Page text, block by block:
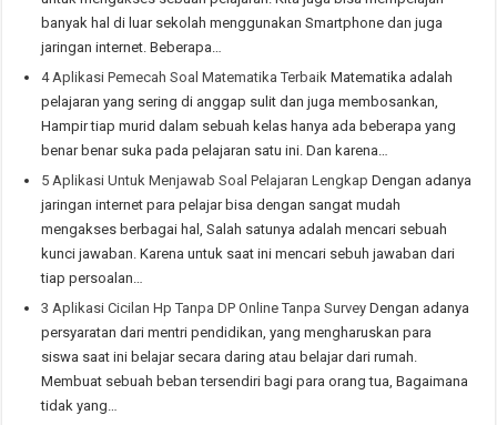
banyak hal di luar sekolah menggunakan Smartphone dan juga
jaringan internet. Beberapa…
4 Aplikasi Pemecah Soal Matematika Terbaik Matematika adalah
pelajaran yang sering di anggap sulit dan juga membosankan,
Hampir tiap murid dalam sebuah kelas hanya ada beberapa yang
benar benar suka pada pelajaran satu ini. Dan karena…
5 Aplikasi Untuk Menjawab Soal Pelajaran Lengkap Dengan adanya
jaringan internet para pelajar bisa dengan sangat mudah
mengakses berbagai hal, Salah satunya adalah mencari sebuah
kunci jawaban. Karena untuk saat ini mencari sebuh jawaban dari
tiap persoalan…
3 Aplikasi Cicilan Hp Tanpa DP Online Tanpa Survey Dengan adanya
persyaratan dari mentri pendidikan, yang mengharuskan para
siswa saat ini belajar secara daring atau belajar dari rumah.
Membuat sebuah beban tersendiri bagi para orang tua, Bagaimana
tidak yang…